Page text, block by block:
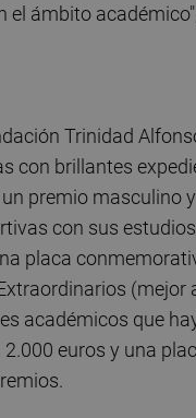
ámbito
Trinidad
con brillantes
premio masculino
con sus
placa
(mejor
académicos que
euros y una